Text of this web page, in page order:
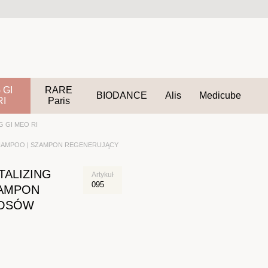
RARE
Paris
BIODANCE Alis Medicube
GI MEO RI
| SZAMPON REGENERUJĄCY
Artykuł
095